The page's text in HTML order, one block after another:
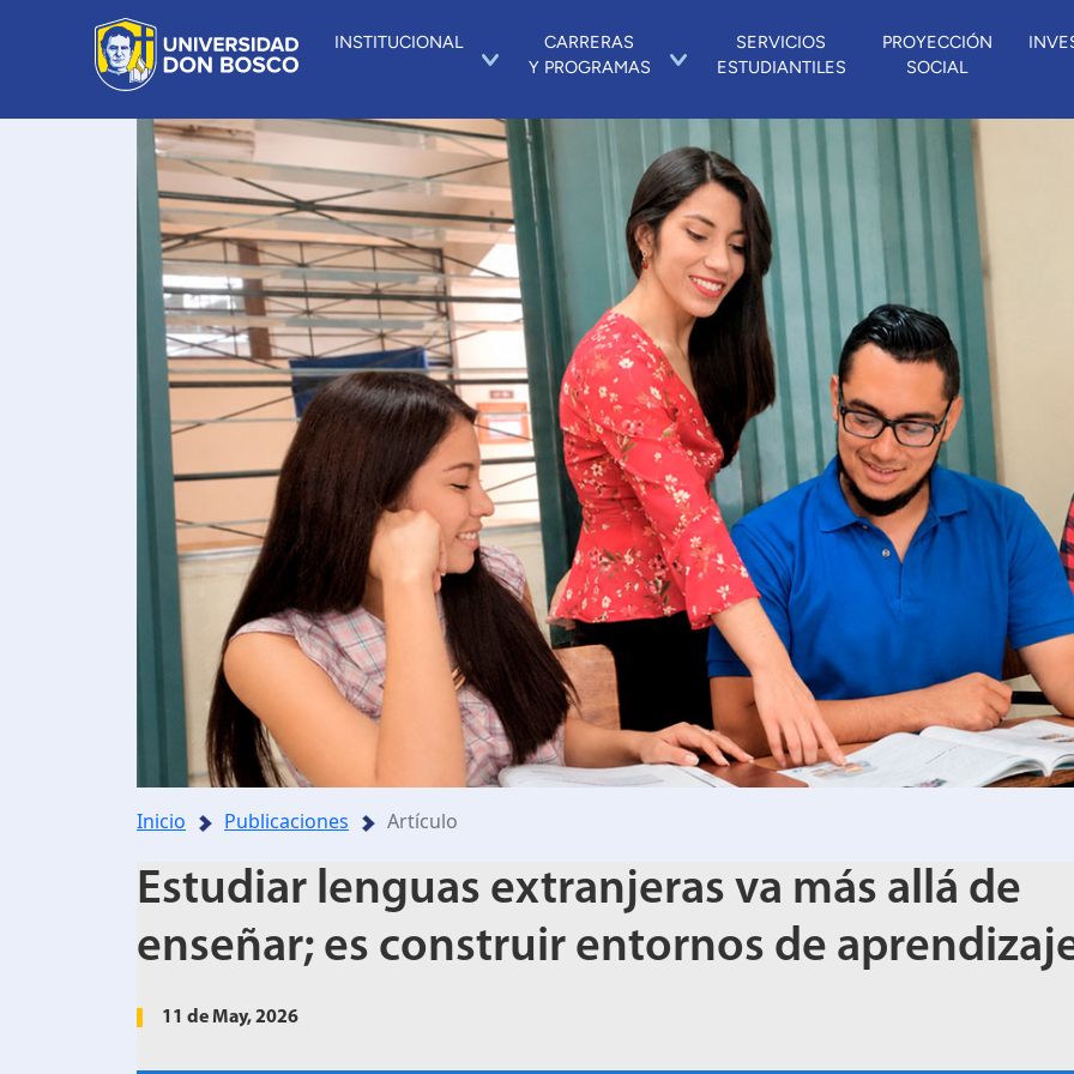
INSTITUCIONAL
CARRERAS
Y PROGRAMAS
SERVICIOS
ESTUDIANTILES
PROYECCIÓN
SOCIAL
Inicio Publicaciones Artículo
Estudiar lenguas extranjeras va más allá de
enseñar; es construir entornos de
11 de May, 2026